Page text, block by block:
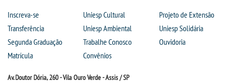
Inscreva-se
Transferência
Segunda Graduação
Matrícula
Uniesp Cultural
Uniesp Ambiental
Trabalhe Conosco
Convênios
Projeto de Extensão
Uniesp Solidária
Ouvidoria
Av. Doutor Dória, 260 - Vila Ouro Verde - Assis / SP